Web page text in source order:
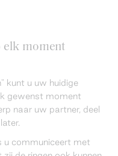
elk moment
kunt u uw huidige
gewenst moment
naar uw partner, deel
u communiceert met